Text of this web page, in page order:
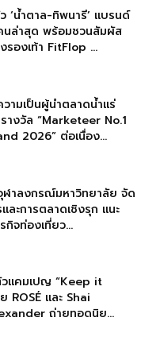
‘น้ำตาล-ทิพนารี’ แบรนด์
นล่าสุด พร้อมชวนสัมผัส
องเท้า FitFlop ...
ามเป็นผู้นำตลาดน้ำแร่
างวัล “Marketeer No.1
2026” ต่อเนื่อง...
ฬาลงกรณ์มหาวิทยาลัย จัด
ละการตลาดเชิงรุก แนะ
จท่องเที่ยว...
วแคมเปญ “Keep it
ROSÉ และ Shai
ถ่ายทอดนิย...